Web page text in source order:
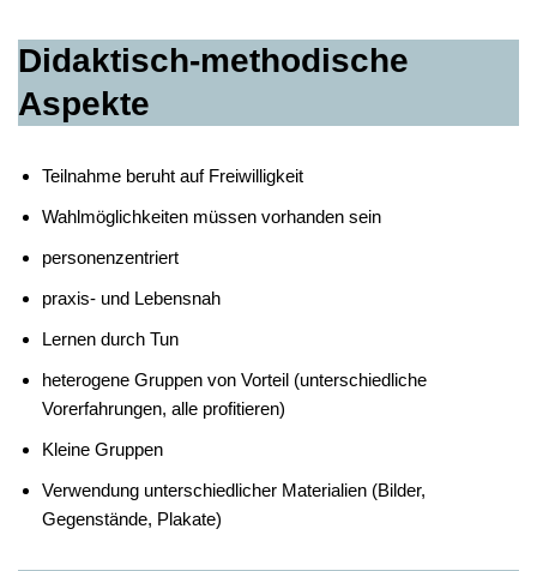
Didaktisch-methodische
Aspekte
Teilnahme beruht auf Freiwilligkeit
Wahlmöglichkeiten müssen vorhanden sein
personenzentriert
praxis- und Lebensnah
Lernen durch Tun
heterogene Gruppen von Vorteil (unterschiedliche
Vorerfahrungen, alle profitieren)
Kleine Gruppen
Verwendung unterschiedlicher Materialien (Bilder,
Gegenstände, Plakate)